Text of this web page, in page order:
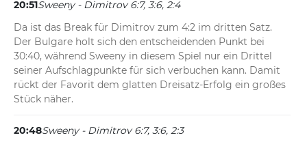
20:51Sweeny - Dimitrov 6:7, 3:6, 2:4
Da ist das Break für Dimitrov zum 4:2 im dritten Satz.
Der Bulgare holt sich den entscheidenden Punkt bei
30:40, während Sweeny in diesem Spiel nur ein Drittel
seiner Aufschlagpunkte für sich verbuchen kann. Damit
rückt der Favorit dem glatten Dreisatz-Erfolg ein großes
Stück näher.
20:48Sweeny - Dimitrov 6:7, 3:6, 2:3